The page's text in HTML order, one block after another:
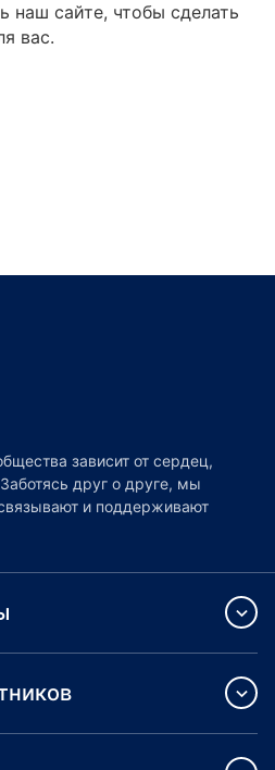
наш сайте, чтобы сделать
вас.
зависит от сердец,
друг о друге, мы
и поддерживают